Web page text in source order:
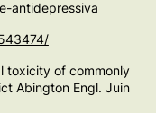
antidepressiva
toxicity of commonly
Abington Engl. Juin